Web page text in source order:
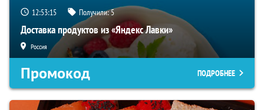
12:53:14 Получили:5
Доставка продуктов из «Яндекс Лавки»
Россия
Промокод ПОДРОБНЕЕ